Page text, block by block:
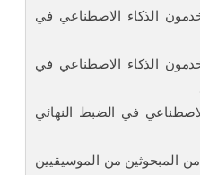
الذكاء الاصطناعي في
الذكاء الاصطناعي في
في الضبط النهائي
الآخر يرى 28.1 % من المبحوثين من الموسيقيين